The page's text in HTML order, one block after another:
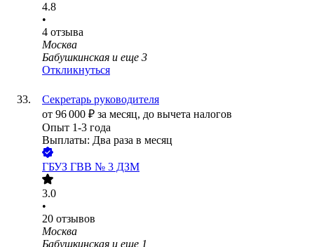
4.8
•
4 отзыва
Москва
Бабушкинская и еще 3
Откликнуться
Секретарь руководителя
от 96 000 ₽ за месяц, до вычета налогов
Опыт 1-3 года
Выплаты: Два раза в месяц
ГБУЗ ГВВ № 3 ДЗМ
3.0
•
20 отзывов
Москва
Бабушкинская и еще 1